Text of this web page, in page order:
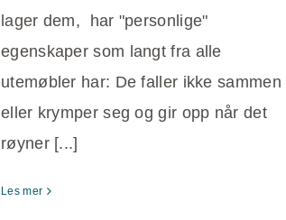
lager dem, har "personlige"
egenskaper som langt fra alle
utemøbler har: De faller ikke sammen
eller krymper seg og gir opp når det
røyner [...]
Les mer
Stort verksted for
håndlagde møbler
mai 13th, 2018
Hurra! Nå har vi for lengst drukket